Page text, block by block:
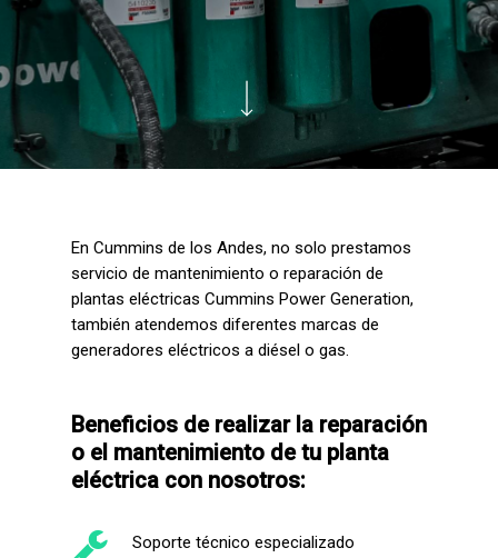
En Cummins de los Andes, no solo prestamos
servicio de mantenimiento o reparación de
plantas eléctricas Cummins Power Generation,
también atendemos diferentes marcas de
generadores eléctricos a diésel o gas.
Beneficios de realizar la reparación
o el mantenimiento de tu planta
eléctrica con nosotros:
Soporte técnico especializado